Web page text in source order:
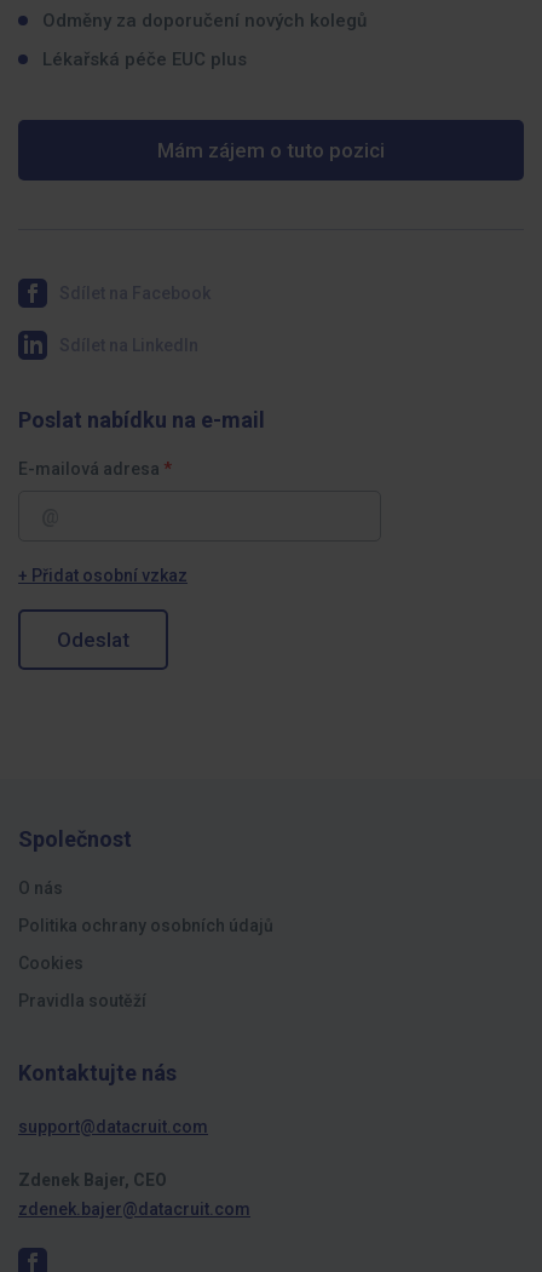
Odměny za doporučení nových kolegů
Lékařská péče EUC plus
Mám zájem o tuto pozici
Poslat nabídku na e-mail
E-mailová adresa
+ Přidat osobní vzkaz
Odeslat
Společnost
O nás
Politika ochrany osobních údajů
Cookies
Pravidla soutěží
Kontaktujte nás
support@datacruit.com
Zdenek Bajer, CEO
zdenek.bajer@datacruit.com